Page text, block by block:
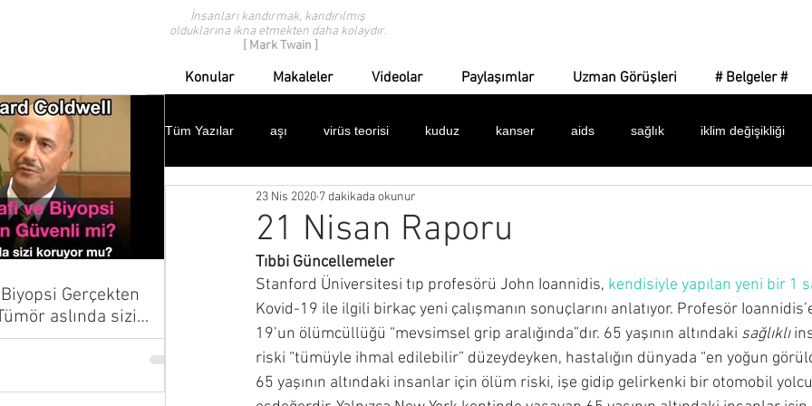
İnsanları kandırmak, kandırılmış
olduklarına ikna etmekten daha kolaydır.
[ Mark Twain ]
Konular Makaleler Videolar Paylaşımlar Uzman Görüşleri # Belgeler #
Tüm Yazılar aşı virüs teorisi kuduz kanser aids sağlık iklim değişikliği
modern tıp eleştirisi geçmişten işaretler
ispanyol gribi domuz gribi dünya sağlık örgütü bulaşıcılık ilaçlar maske
protestolar davalar istatistikler belgeler asılsız haberler silinen
21 Nisan Raporu
23 Nis 2020 7 dakikada okunur
Tıbbi Güncellemeler
Stanford Üniversitesi tıp profesörü John Ioannidis, kendisiyle yapılan yeni bir 1
Kovid-19 ile ilgili birkaç yeni çalışmanın sonuçlarını anlatıyor. Profesör
19’un ölümcüllüğü “mevsimsel grip aralığında”dır. 65 yaşının altındaki sağlıklı
riski “tümüyle ihmal edilebilir” düzeydeyken, hastalığın dünyada “en yoğun
65 yaşının altındaki insanlar için ölüm riski, işe gidip gelirkenki bir otomobil
Gerçekten